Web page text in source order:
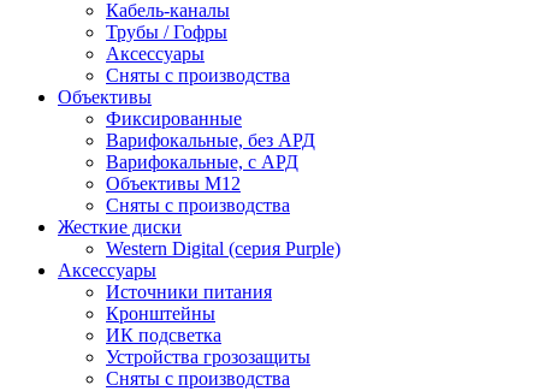
Кабель-каналы
Трубы / Гофры
Аксессуары
Сняты с производства
Объективы
Фиксированные
Варифокальные, без АРД
Варифокальные, с АРД
Объективы M12
Сняты с производства
Жесткие диски
Western Digital (серия Purple)
Аксессуары
Источники питания
Кронштейны
ИК подсветка
Устройства грозозащиты
Сняты с производства